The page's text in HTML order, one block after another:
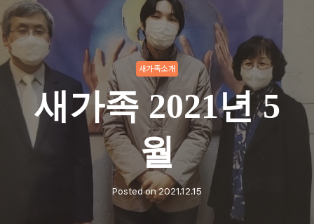
새가족소개
새가족 2021년 5
월
Posted on2021.12.15